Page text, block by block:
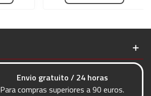
Envio gratuito / 24 horas
Para compras superiores a 90 euros.